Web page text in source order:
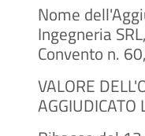
Nome
Ingegneria
Convento n.
VALORE
AGGIUDICATO